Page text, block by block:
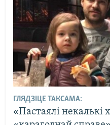
ГЛЯДЗІЦЕ ТАКСАМА:
«Пастаялі некалькі